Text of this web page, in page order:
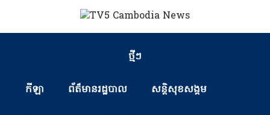
ថ្មីៗ
កីឡា ព័ត៏មានរដ្ឋបាល សន្តិសុខសង្គម